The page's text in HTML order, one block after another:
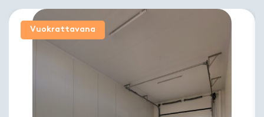
Vuokrattavana